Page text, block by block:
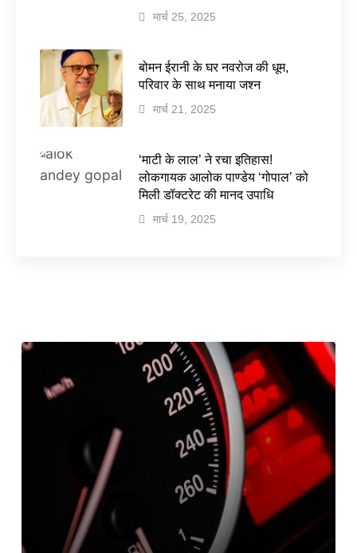
मार्च 25, 2025
बोमन ईरानी के घर नवरोज की धूम,
परिवार के साथ मनाया जश्न
मार्च 21, 2025
‘माटी के लाल’ ने रचा इतिहास!
लोकगायक आलोक पाण्डेय ‘गोपाल’ को
मिली डॉक्टरेट की मानद उपाधि
मार्च 19, 2025